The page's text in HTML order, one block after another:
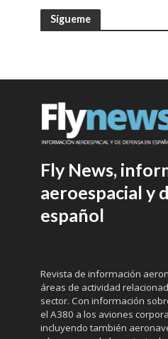
Sígueme
Fly News,
aeroespacial y
español
Revista de información
áreas de actividad
sector. Con información
el A380 a los aviones
incluyendo también